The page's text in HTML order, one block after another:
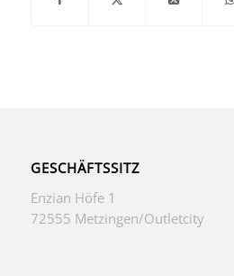
GESCHÄFTSSITZ
Enzian Höfe 1
72555 Metzingen/Outletcity